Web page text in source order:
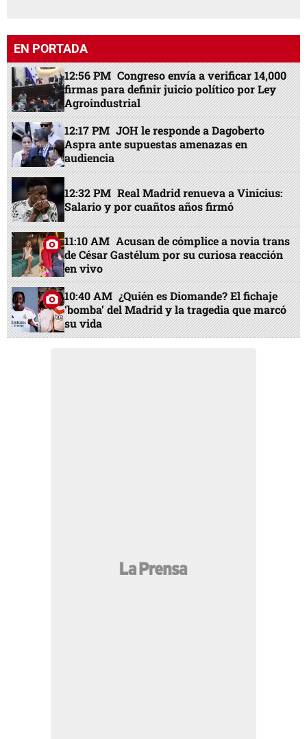
EN PORTADA
12:56 PM Congreso envía a verificar 14,000
firmas para definir juicio político por Ley
Agroindustrial
12:17 PM JOH le responde a Dagoberto
Aspra ante supuestas amenazas en
audiencia
12:32 PM Real Madrid renueva a Vinicius:
Salario y por cuañtos años firmó
11:10 AM Acusan de cómplice a novia trans
de César Gastélum por su curiosa reacción
en vivo
10:40 AM ¿Quién es Diomande? El fichaje
‘bomba’ del Madrid y la tragedia que marcó
su vida